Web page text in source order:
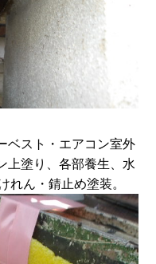
ベスト・エアコン室外
塗り、各部養生、水
れん・錆止め塗装。